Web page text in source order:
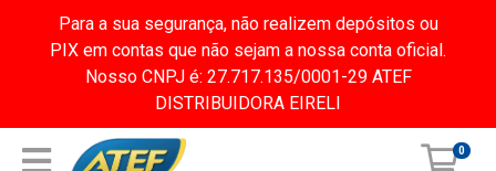
Para a sua segurança, não realizem depósitos ou
PIX em contas que não sejam a nossa conta oficial.
Nosso CNPJ é: 27.717.135/0001-29 ATEF
DISTRIBUIDORA EIRELI
0